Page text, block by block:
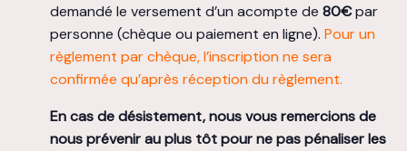
demandé le versement d’un acompte de 80€par
personne (chèque ou paiement en ligne). Pour un
règlement par chèque, l’inscription ne sera
confirmée qu’après réception du règlement.
En cas de désistement, nous vous remercions de
nous prévenir au plus tôt pour ne pas pénaliser les